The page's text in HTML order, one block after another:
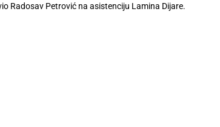
Radosav Petrović na asistenciju Lamina Dijare.